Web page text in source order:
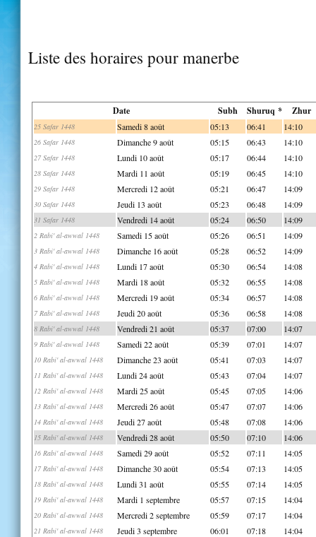
Liste des horaires pour manerbe
Date Subh Shuruq * Zhur
25 Safar 1448 Samedi 8 août 05:13 06:41 14:10
26 Safar 1448 Dimanche 9 août 05:15 06:43 14:10
27 Safar 1448 Lundi 10 août 05:17 06:44 14:10
28 Safar 1448 Mardi 11 août 05:19 06:45 14:10
29 Safar 1448 Mercredi 12 août 05:21 06:47 14:09
30 Safar 1448 Jeudi 13 août 05:23 06:48 14:09
31 Safar 1448 Vendredi 14 août 05:24 06:50 14:09
2 Rabi' al-awwal 1448 Samedi 15 août 05:26 06:51 14:09
3 Rabi' al-awwal 1448 Dimanche 16 août 05:28 06:52 14:09
4 Rabi' al-awwal 1448 Lundi 17 août 05:30 06:54 14:08
5 Rabi' al-awwal 1448 Mardi 18 août 05:32 06:55 14:08
6 Rabi' al-awwal 1448 Mercredi 19 août 05:34 06:57 14:08
7 Rabi' al-awwal 1448 Jeudi 20 août 05:36 06:58 14:08
8 Rabi' al-awwal 1448 Vendredi 21 août 05:37 07:00 14:07
9 Rabi' al-awwal 1448 Samedi 22 août 05:39 07:01 14:07
10 Rabi' al-awwal 1448 Dimanche 23 août 05:41 07:03 14:07
11 Rabi' al-awwal 1448 Lundi 24 août 05:43 07:04 14:07
12 Rabi' al-awwal 1448 Mardi 25 août 05:45 07:05 14:06
13 Rabi' al-awwal 1448 Mercredi 26 août 05:47 07:07 14:06
14 Rabi' al-awwal 1448 Jeudi 27 août 05:48 07:08 14:06
15 Rabi' al-awwal 1448 Vendredi 28 août 05:50 07:10 14:06
16 Rabi' al-awwal 1448 Samedi 29 août 05:52 07:11 14:05
17 Rabi' al-awwal 1448 Dimanche 30 août 05:54 07:13 14:05
18 Rabi' al-awwal 1448 Lundi 31 août 05:55 07:14 14:05
19 Rabi' al-awwal 1448 Mardi 1 septembre 05:57 07:15 14:04
20 Rabi' al-awwal 1448 Mercredi 2 septembre 05:59 07:17 14:04
21 Rabi' al-awwal 1448 Jeudi 3 septembre 06:01 07:18 14:04